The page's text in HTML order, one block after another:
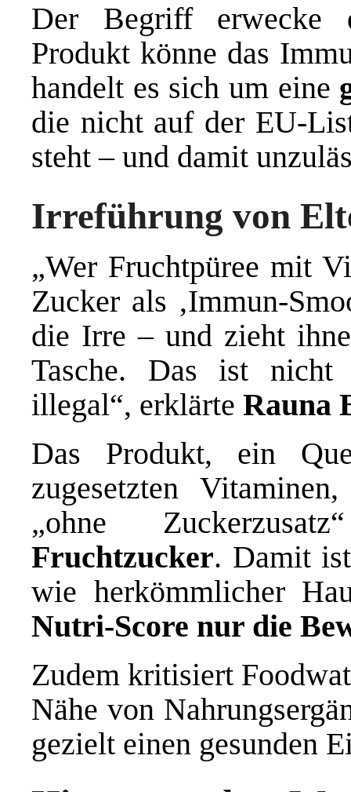
Der Begriff erwecke
Produkt könne das
handelt es sich um eine
die nicht auf der EU-
steht – und damit
Irreführung von
„Wer Fruchtpüree mit
Zucker als ‚Immun-
die Irre – und zieht
Tasche. Das ist nicht
illegal“, erklärte Rauna
Das Produkt, ein
zugesetzten
„ohne
Fruchtzucker. Damit
wie herkömmlicher
Nutri-Score nur die
Zudem kritisiert
Nähe von
gezielt einen gesunden